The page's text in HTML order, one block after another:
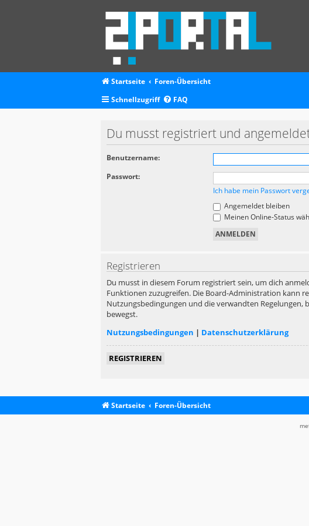
Startseite
Foren-Übersicht
Schnellzugriff
FAQ
Du musst registriert und
Benutzername:
Passwort:
Ich habe mein Passwort
Angemeldet bleiben
Meinen Online-Status
Registrieren
Du musst in diesem Forum registriert sein, um dich
Funktionen zuzugreifen. Die Board-Administration kann
Nutzungsbedingungen und die verwandten Regelungen,
bewegst.
Nutzungsbedingungen | Datenschutzerklärung
REGISTRIEREN
Startseite Foren-Übersicht